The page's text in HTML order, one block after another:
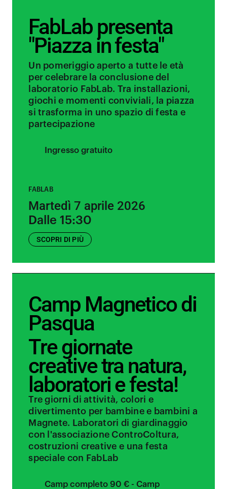
FabLab presenta
"Piazza in festa"
Un pomeriggio aperto a tutte le età
per celebrare la conclusione del
laboratorio FabLab. Tra installazioni,
giochi e momenti conviviali, la piazza
si trasforma in uno spazio di festa e
partecipazione
Ingresso gratuito
FABLAB
Martedì 7 aprile 2026
Dalle 15:30
SCOPRI DI PIÙ
Camp Magnetico di
Pasqua
Tre giornate
creative tra natura,
laboratori e festa!
Tre giorni di attività, colori e
divertimento per bambine e bambini a
Magnete. Laboratori di giardinaggio
con l'associazione ControColtura,
costruzioni creative e una festa
speciale con FabLab
Camp completo 90 € - Camp